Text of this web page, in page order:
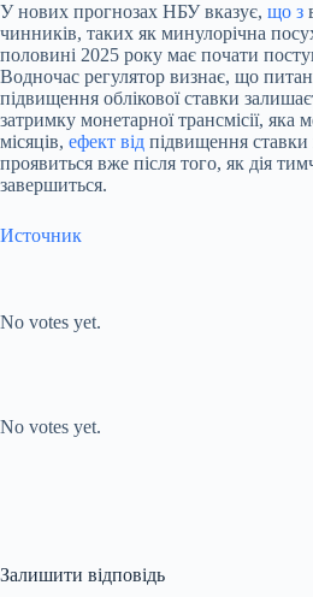
У нових прогнозах НБУ вказує, що з
чинників, таких як минулорічна
половині 2025 року має почати
Водночас регулятор визнає, що
підвищення облікової ставки
затримку монетарної трансмісії, яка
місяців, ефект від підвищення ставки
проявиться вже після того, як дія
завершиться.
Источник
No votes yet.
No votes yet.
Залишити відповідь